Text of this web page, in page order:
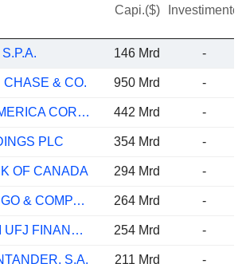
Capi.($) Investimento
146 Mrd -
CHASE & CO. 950 Mrd -
BANK OF AMERICA CORPORATION 442 Mrd -
PLC 354 Mrd -
OF CANADA 294 Mrd -
WELLS FARGO & COMPANY 264 Mrd -
MITSUBISHI UFJ FINANCIAL GROUP, INC. 254 Mrd -
S.A. 211 Mrd -